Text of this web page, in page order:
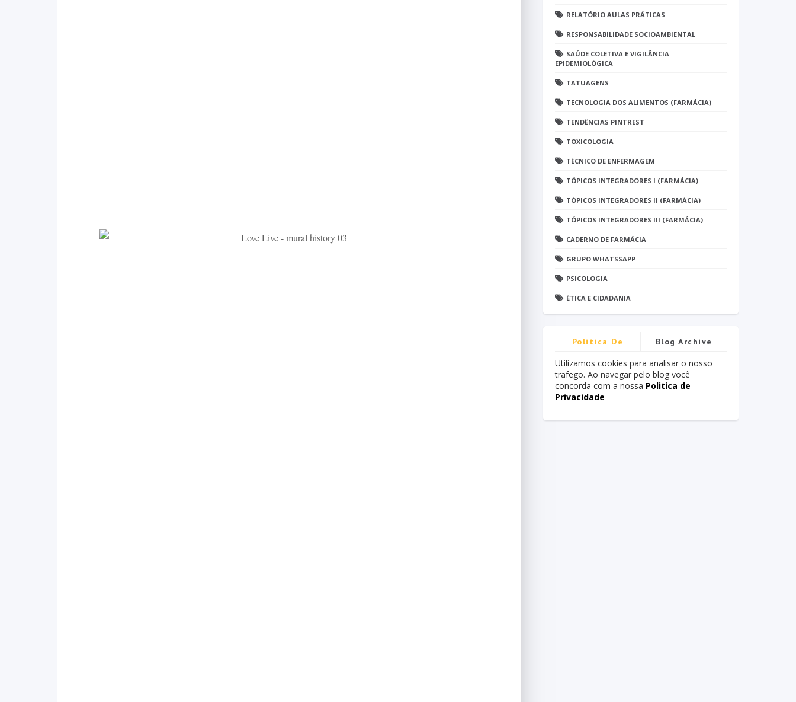
RELATÓRIO AULAS PRÁTICAS
RESPONSABILIDADE SOCIOAMBIENTAL
SAÚDE COLETIVA E VIGILÂNCIA
EPIDEMIOLÓGICA
TATUAGENS
TECNOLOGIA DOS ALIMENTOS (FARMÁCIA)
TENDÊNCIAS PINTREST
TOXICOLOGIA
TÉCNICO DE ENFERMAGEM
TÓPICOS INTEGRADORES I (FARMÁCIA)
TÓPICOS INTEGRADORES II (FARMÁCIA)
TÓPICOS INTEGRADORES III (FARMÁCIA)
CADERNO DE FARMÁCIA
GRUPO WHATSSAPP
PSICOLOGIA
ÉTICA E CIDADANIA
Politica De
Privacidade
Blog Archive
Utilizamos cookies para analisar o nosso
trafego. Ao navegar pelo blog você
concorda com a nossa Politica de
Privacidade